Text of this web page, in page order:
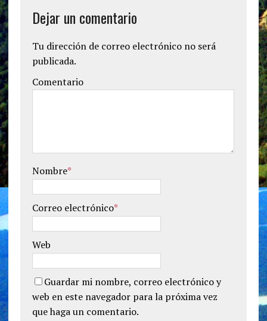
Dejar un comentario
Tu dirección de correo electrónico no será
publicada.
Comentario
Nombre*
Correo electrónico*
Web
Guardar mi nombre, correo electrónico y
web en este navegador para la próxima vez
que haga un comentario.